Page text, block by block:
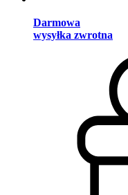
Darmowa
wysyłka zwrotna